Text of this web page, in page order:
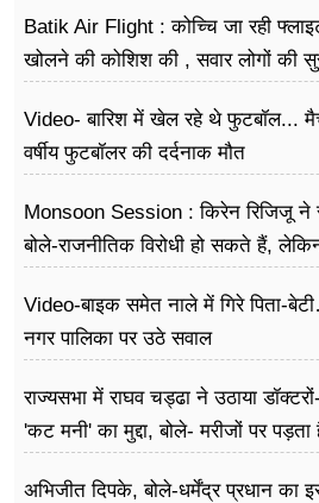
Batik Air Flight : कोच्चि जा रही
खोलने की कोशिश की , सवार लोगों की
Video- बारिश में खेल रहे थे फुटबॉल...
वर्षीय फुटबॉलर की दर्दनाक मौत
Monsoon Session : किरेन रिजिजू ने
बोले-राजनीतिक विरोधी हो सकते हैं,
Video-बाइक समेत नाले में गिरे पिता-
नगर पालिका पर उठे सवाल
राज्यसभा में राघव चड्ढा ने उठाया
'कट मनी' का मुद्दा, बोले- मरीजों पर
अभिजीत दिपके, बोले-धर्मेंद्र प्रधान का